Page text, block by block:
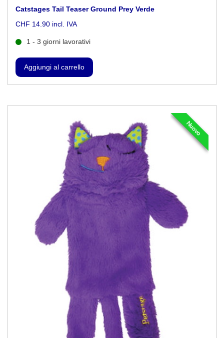
Catstages Tail Teaser Ground Prey Verde
CHF 14.90 incl. IVA
1 - 3 giorni lavorativi
Nuovo